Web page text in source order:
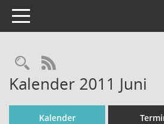
Toggle navigation
Rechercheauswahl
RSS-Feed
Kalender 2011 Juni
Kalender